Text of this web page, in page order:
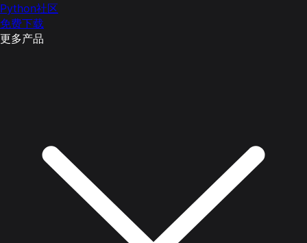
Python社区
免费下载
更多产品